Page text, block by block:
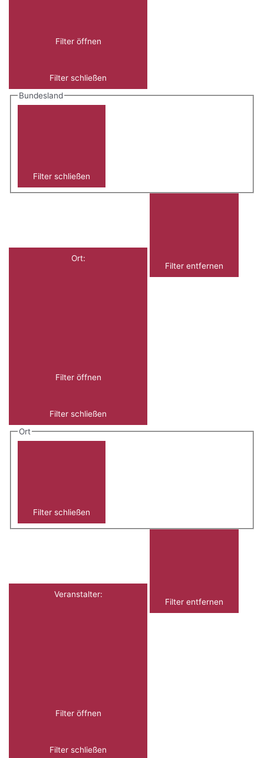
Filter öffnen
Filter schließen
Bundesland
Filter schließen
Ort:
Filter öffnen
Filter schließen
Filter entfernen
Ort
Filter schließen
Veranstalter:
Filter öffnen
Filter schließen
Filter entfernen